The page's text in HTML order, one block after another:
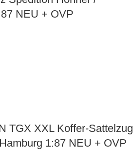
NEU + OVP
TGX XXL Koffer-Sattelzug
1:87 NEU + OVP